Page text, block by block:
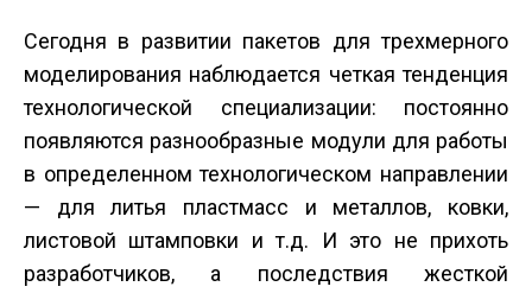
Сегодня в развитии пакетов для трехмерного
моделирования наблюдается четкая тенденция
технологической специализации: постоянно
появляются разнообразные модули для работы
в определенном технологическом направлении
— для литья пластмасс и металлов, ковки,
листовой штамповки и т.д. И это не прихоть
разработчиков, а последствия жесткой